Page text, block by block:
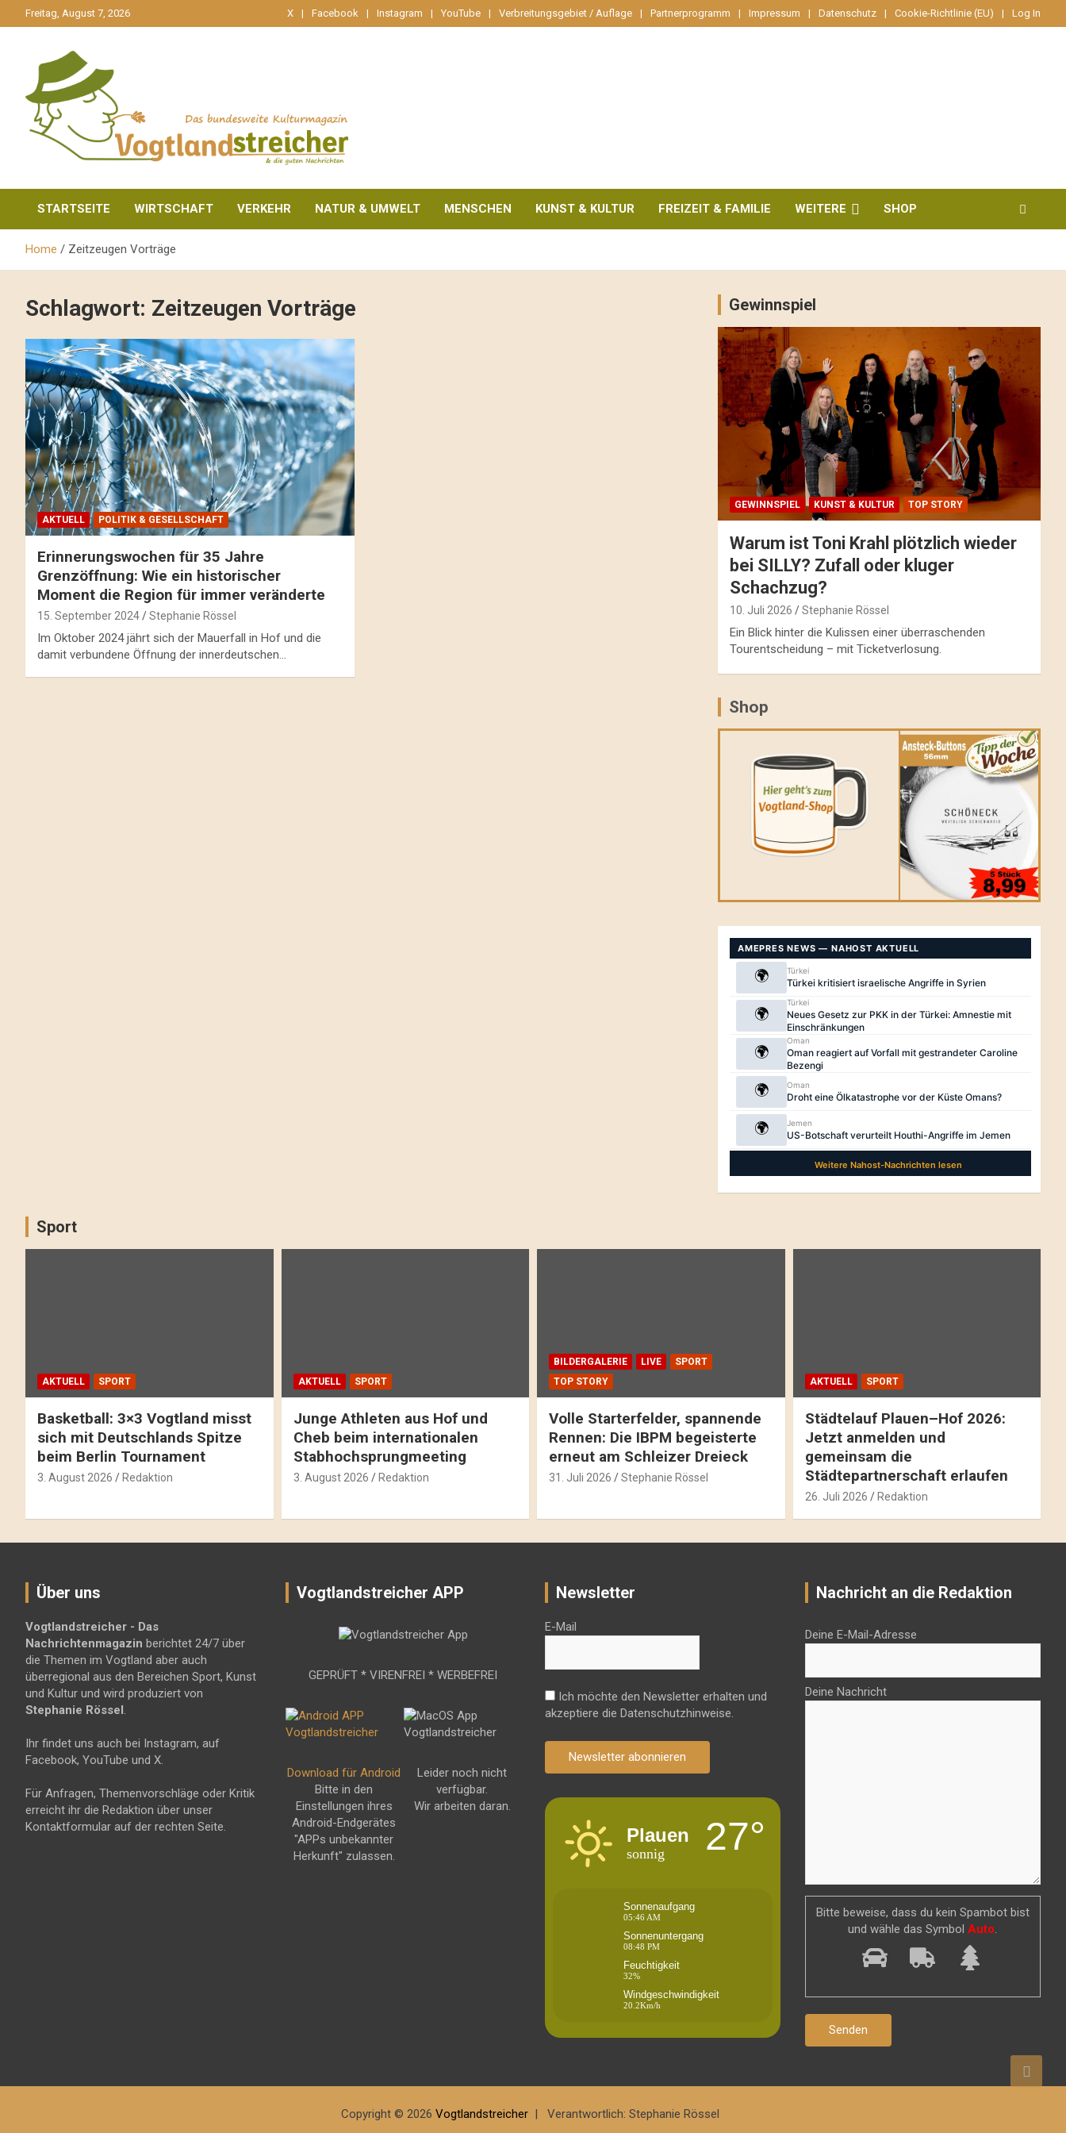
zum
Freitag, August 7, 2026 X Facebook Instagram YouTube Verbreitungsgebiet / Auflage Partnerprogramm Impressum Datenschutz Cookie-Richtlinie (EU) Log In
Vogtlandstreicher
STARTSEITE WIRTSCHAFT VERKEHR NATUR & UMWELT MENSCHEN KUNST & KULTUR FREIZEIT & FAMILIE WEITERE SHOP
Home Zeitzeugen Vorträge
Schlagwort: Zeitzeugen Vorträge
AKTUELL POLITIK & GESELLSCHAFT
Erinnerungswochen für 35 Jahre
Grenzöffnung: Wie ein historischer
Moment die Region für immer veränderte
15. September 2024 Stephanie Rössel
Im Oktober 2024 jährt sich der Mauerfall in Hof und die
damit verbundene Öffnung der innerdeutschen…
Gewinnspiel
GEWINNSPIEL KUNST & KULTUR TOP STORY
Warum ist Toni Krahl plötzlich wieder
bei SILLY? Zufall oder kluger
Schachzug?
10. Juli 2026 Stephanie Rössel
Ein Blick hinter die Kulissen einer überraschenden
Tourentscheidung – mit Ticketverlosung.
Shop
Sport
AKTUELL SPORT
Basketball: 3×3 Vogtland misst
sich mit Deutschlands Spitze
beim Berlin Tournament
3. August 2026 Redaktion
AKTUELL SPORT
Junge Athleten aus Hof und
Cheb beim internationalen
Stabhochsprungmeeting
3. August 2026 Redaktion
BILDERGALERIE LIVE
SPORT
TOP STORY
Volle Starterfelder, spannende
Rennen: Die IBPM begeisterte
erneut am Schleizer Dreieck
31. Juli 2026 Stephanie Rössel
AKTUELL SPORT
Städtelauf Plauen–Hof 2026:
Jetzt anmelden und
gemeinsam die
Städtepartnerschaft erlaufen
26. Juli 2026 Redaktion
Über uns
Vogtlandstreicher - Das
Nachrichtenmagazin berichtet 24/7 über
die Themen im Vogtland aber auch
überregional aus den Bereichen Sport, Kunst
und Kultur und wird produziert von
Stephanie Rössel.
Ihr findet uns auch bei Instagram, auf
Facebook, YouTube und X.
Für Anfragen, Themenvorschläge oder Kritik
erreicht ihr die Redaktion über unser
Kontaktformular auf der rechten Seite.
Vogtlandstreicher APP
GEPRÜFT * VIRENFREI * WERBEFREI
Download für Android
Bitte in den
Einstellungen ihres
Android-Endgerätes
"APPs unbekannter
Herkunft" zulassen.
Leider noch nicht
verfügbar.
Wir arbeiten daran.
Newsletter
E-Mail
Ich möchte den Newsletter erhalten und
akzeptiere die Datenschutzhinweise.
Newsletter abonnieren
Plauen
sonnig 27°
Sonnenaufgang
05:46 AM
Sonnenuntergang
08:48 PM
Feuchtigkeit
32%
Windgeschwindigkeit
20.2Km/h
Nachricht an die Redaktion
Deine E-Mail-Adresse
Deine Nachricht
Bitte beweise, dass du kein Spambot bist
und wähle das Symbol Auto.
Copyright © 2026 Vogtlandstreicher Verantwortlich: Stephanie Rössel